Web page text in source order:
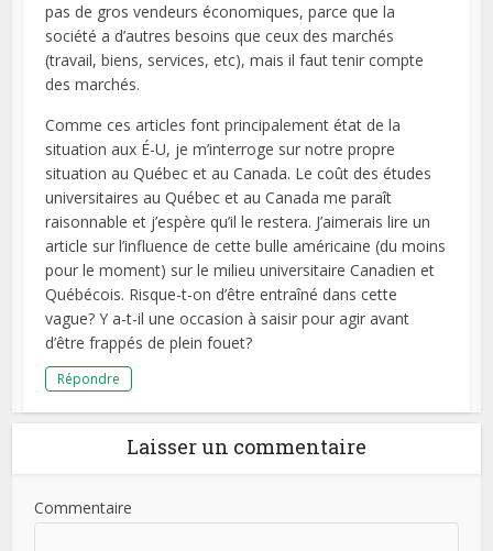
pas de gros vendeurs économiques, parce que la
société a d’autres besoins que ceux des marchés
(travail, biens, services, etc), mais il faut tenir compte
des marchés.
Comme ces articles font principalement état de la
situation aux É-U, je m’interroge sur notre propre
situation au Québec et au Canada. Le coût des études
universitaires au Québec et au Canada me paraît
raisonnable et j’espère qu’il le restera. J’aimerais lire un
article sur l’influence de cette bulle américaine (du moins
pour le moment) sur le milieu universitaire Canadien et
Québécois. Risque-t-on d’être entraîné dans cette
vague? Y a-t-il une occasion à saisir pour agir avant
d’être frappés de plein fouet?
Répondre
Laisser un commentaire
Commentaire